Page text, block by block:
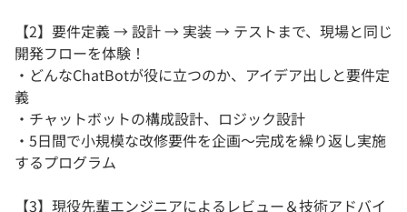
【2】要件定義 → 設計 → 実装 → テストまで、現場と同じ
開発フローを体験！
・どんなChatBotが役に立つのか、アイデア出しと要件定
義
・チャットボットの構成設計、ロジック設計
・5日間で小規模な改修要件を企画～完成を繰り返し実施
するプログラム
【3】現役先輩エンジニアによるレビュー＆技術アドバイ